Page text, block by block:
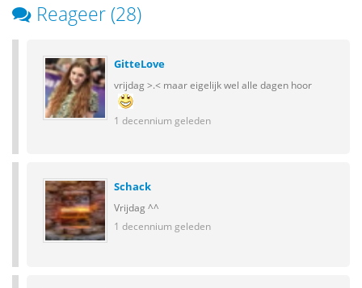
Reageer (28)
GitteLove
vrijdag >.< maar eigelijk wel alle dagen hoor
1 decennium geleden
Schack
Vrijdag ^^
1 decennium geleden